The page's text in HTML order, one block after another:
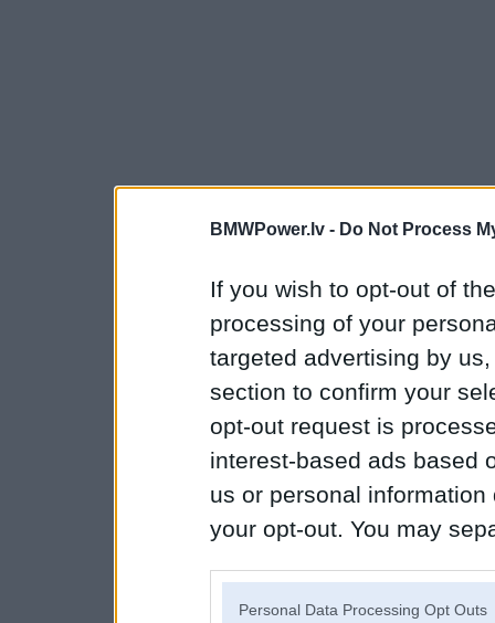
BMWPower.lv - Do Not Process
If you wish to opt-out of
processing of your
targeted advertising by
section to confirm your
opt-out request is
interest-based ads based
us or personal
your opt-out. You may
Personal Data Processing Opt Outs